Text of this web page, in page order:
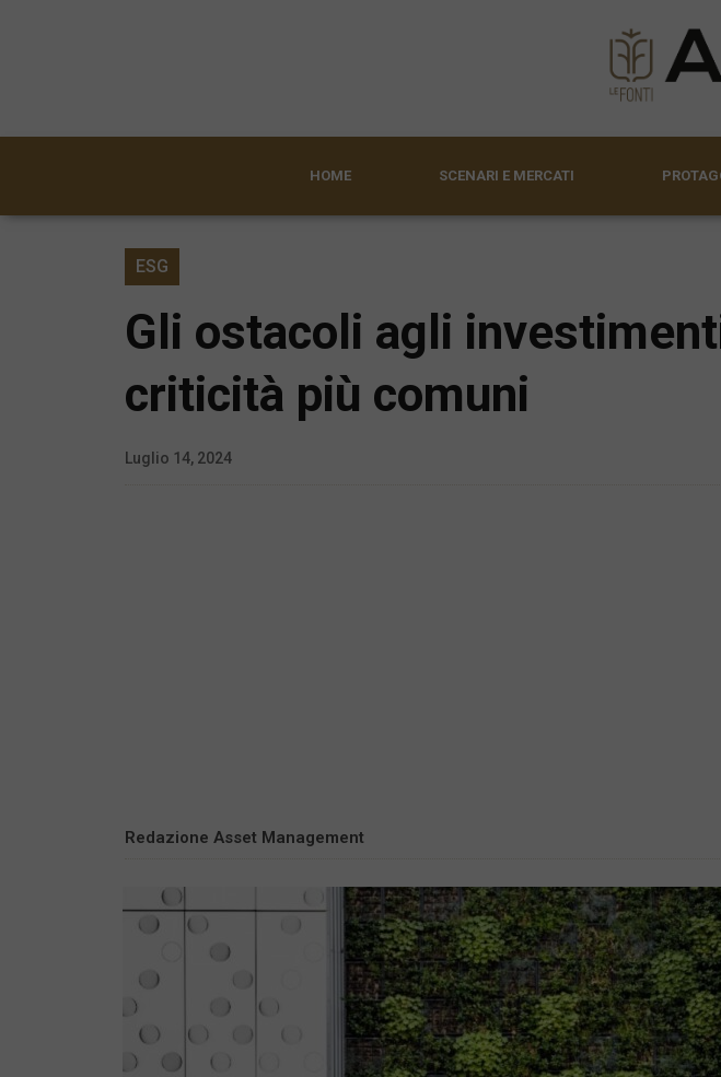
HOME SCENARI E MERCATI
ESG
Gli ostacoli agli
criticità più comuni
Luglio 14, 2024
Redazione Asset Management